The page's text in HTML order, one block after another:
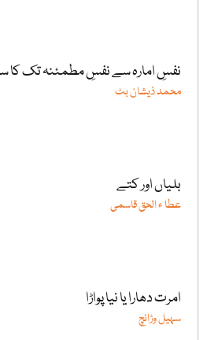
نفسِ امارہ سے نفسِ مطمئنہ تک کا
محمد ذیشان بٹ
بلیاں اور کتے
عطا ء الحق قاسمی
امرت دھارا یا نیا پواڑا
سہیل وڑائچ